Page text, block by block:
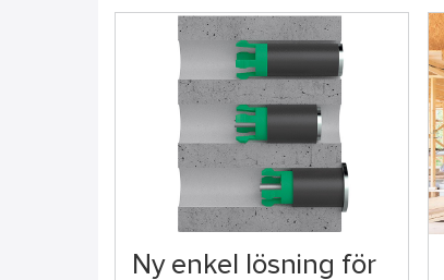
Ny enkel lösning för